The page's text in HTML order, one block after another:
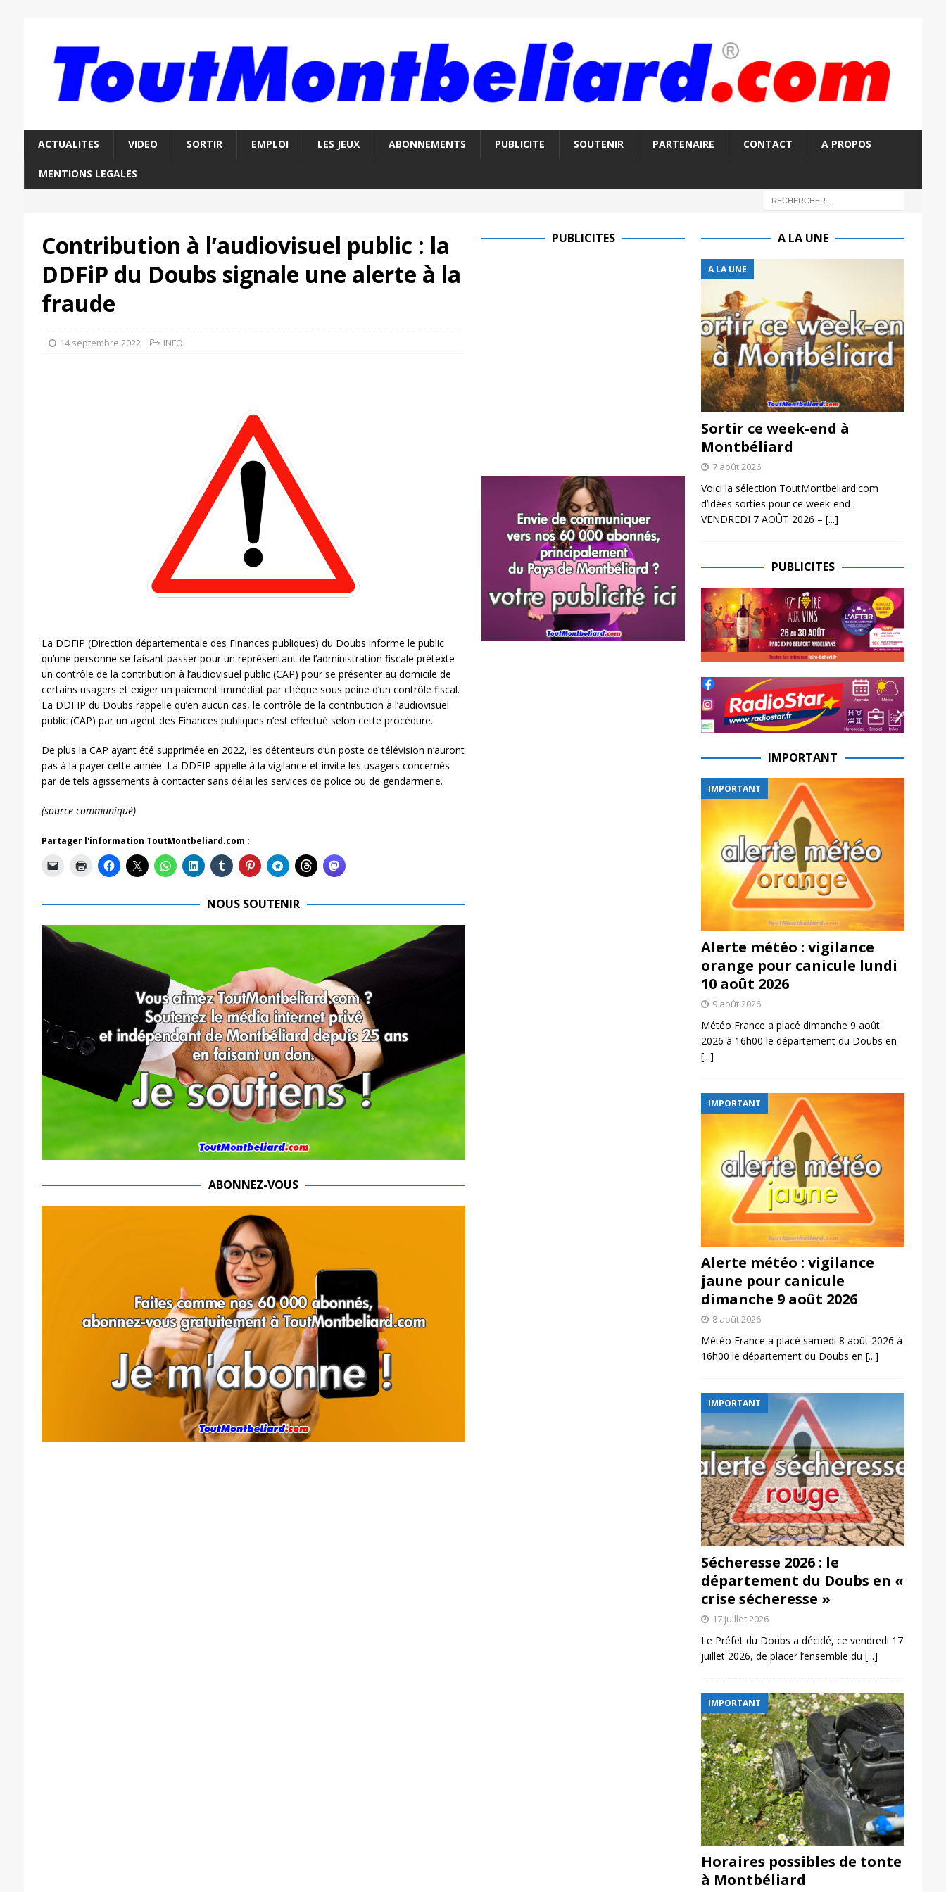
ACTUALITES VIDEO SORTIR EMPLOI LES JEUX ABONNEMENTS PUBLICITE SOUTENIR PARTENAIRE CONTACT A PROPOS
MENTIONS LEGALES
Contribution à l’audiovisuel public : la
DDFiP du Doubs signale une alerte à la
fraude
14 septembre 2022 INFO
La DDFiP (Direction départementale des Finances publiques) du Doubs informe le public
qu’une personne se faisant passer pour un représentant de l’administration fiscale prétexte
un contrôle de la contribution à l’audiovisuel public (CAP) pour se présenter au domicile de
certains usagers et exiger un paiement immédiat par chèque sous peine d’un contrôle fiscal.
La DDFIP du Doubs rappelle qu’en aucun cas, le contrôle de la contribution à l’audiovisuel
public (CAP) par un agent des Finances publiques n’est effectué selon cette procédure.
De plus la CAP ayant été supprimée en 2022, les détenteurs d’un poste de télévision n’auront
pas à la payer cette année. La DDFIP appelle à la vigilance et invite les usagers concernés
par de tels agissements à contacter sans délai les services de police ou de gendarmerie.
(source communiqué)
Partager l'information ToutMontbeliard.com :
NOUS SOUTENIR
ABONNEZ-VOUS
PUBLICITES A LA UNE
A LA UNE
Sortir ce week-end à
Montbéliard
7 août 2026
Voici la sélection ToutMontbeliard.com
d’idées sorties pour ce week-end :
VENDREDI 7 AOÛT 2026 – [...]
PUBLICITES
IMPORTANT
IMPORTANT
Alerte météo : vigilance
orange pour canicule lundi
10 août 2026
9 août 2026
Météo France a placé dimanche 9 août
2026 à 16h00 le département du Doubs en
[...]
IMPORTANT
Alerte météo : vigilance
jaune pour canicule
dimanche 9 août 2026
8 août 2026
Météo France a placé samedi 8 août 2026 à
16h00 le département du Doubs en [...]
IMPORTANT
Sécheresse 2026 : le
département du Doubs en «
crise sécheresse »
17 juillet 2026
Le Préfet du Doubs a décidé, ce vendredi 17
juillet 2026, de placer l’ensemble du [...]
IMPORTANT
Horaires possibles de tonte
à Montbéliard